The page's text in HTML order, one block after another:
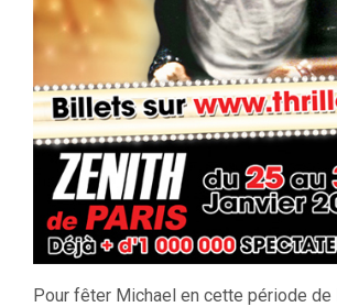
Pour fêter Michael en cette période de